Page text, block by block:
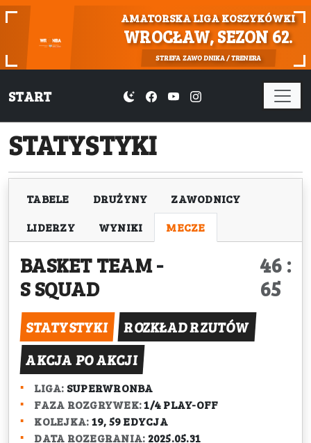
AMATORSKA LIGA KOSZYKÓWKI
WROCŁAW, SEZON 62.
STREFA ZAWODNIKA / TRENERA
START
STATYSTYKI
TABELE DRUŻYNY
ZAWODNICY
LIDERZY
WYNIKI MECZE
BASKET TEAM-
S SQUAD
46 :
65
STATYSTYKI
ROZKŁAD RZUTÓW
AKCJA PO AKCJI
LIGA: SUPERWRONBA
FAZA ROZGRYWEK:1/4 PLAY-OFF
KOLEJKA:19, 59 EDYCJA
DATA ROZEGRANIA: 2025.05.31